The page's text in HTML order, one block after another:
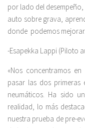
por lado del desempeño,
auto sobre grava,
donde podemos
-Esapekka Lappi (Piloto
«Nos concentramos
pasar las dos
neumáticos. Ha sido
realidad, lo más
nuestra prueba de pre-